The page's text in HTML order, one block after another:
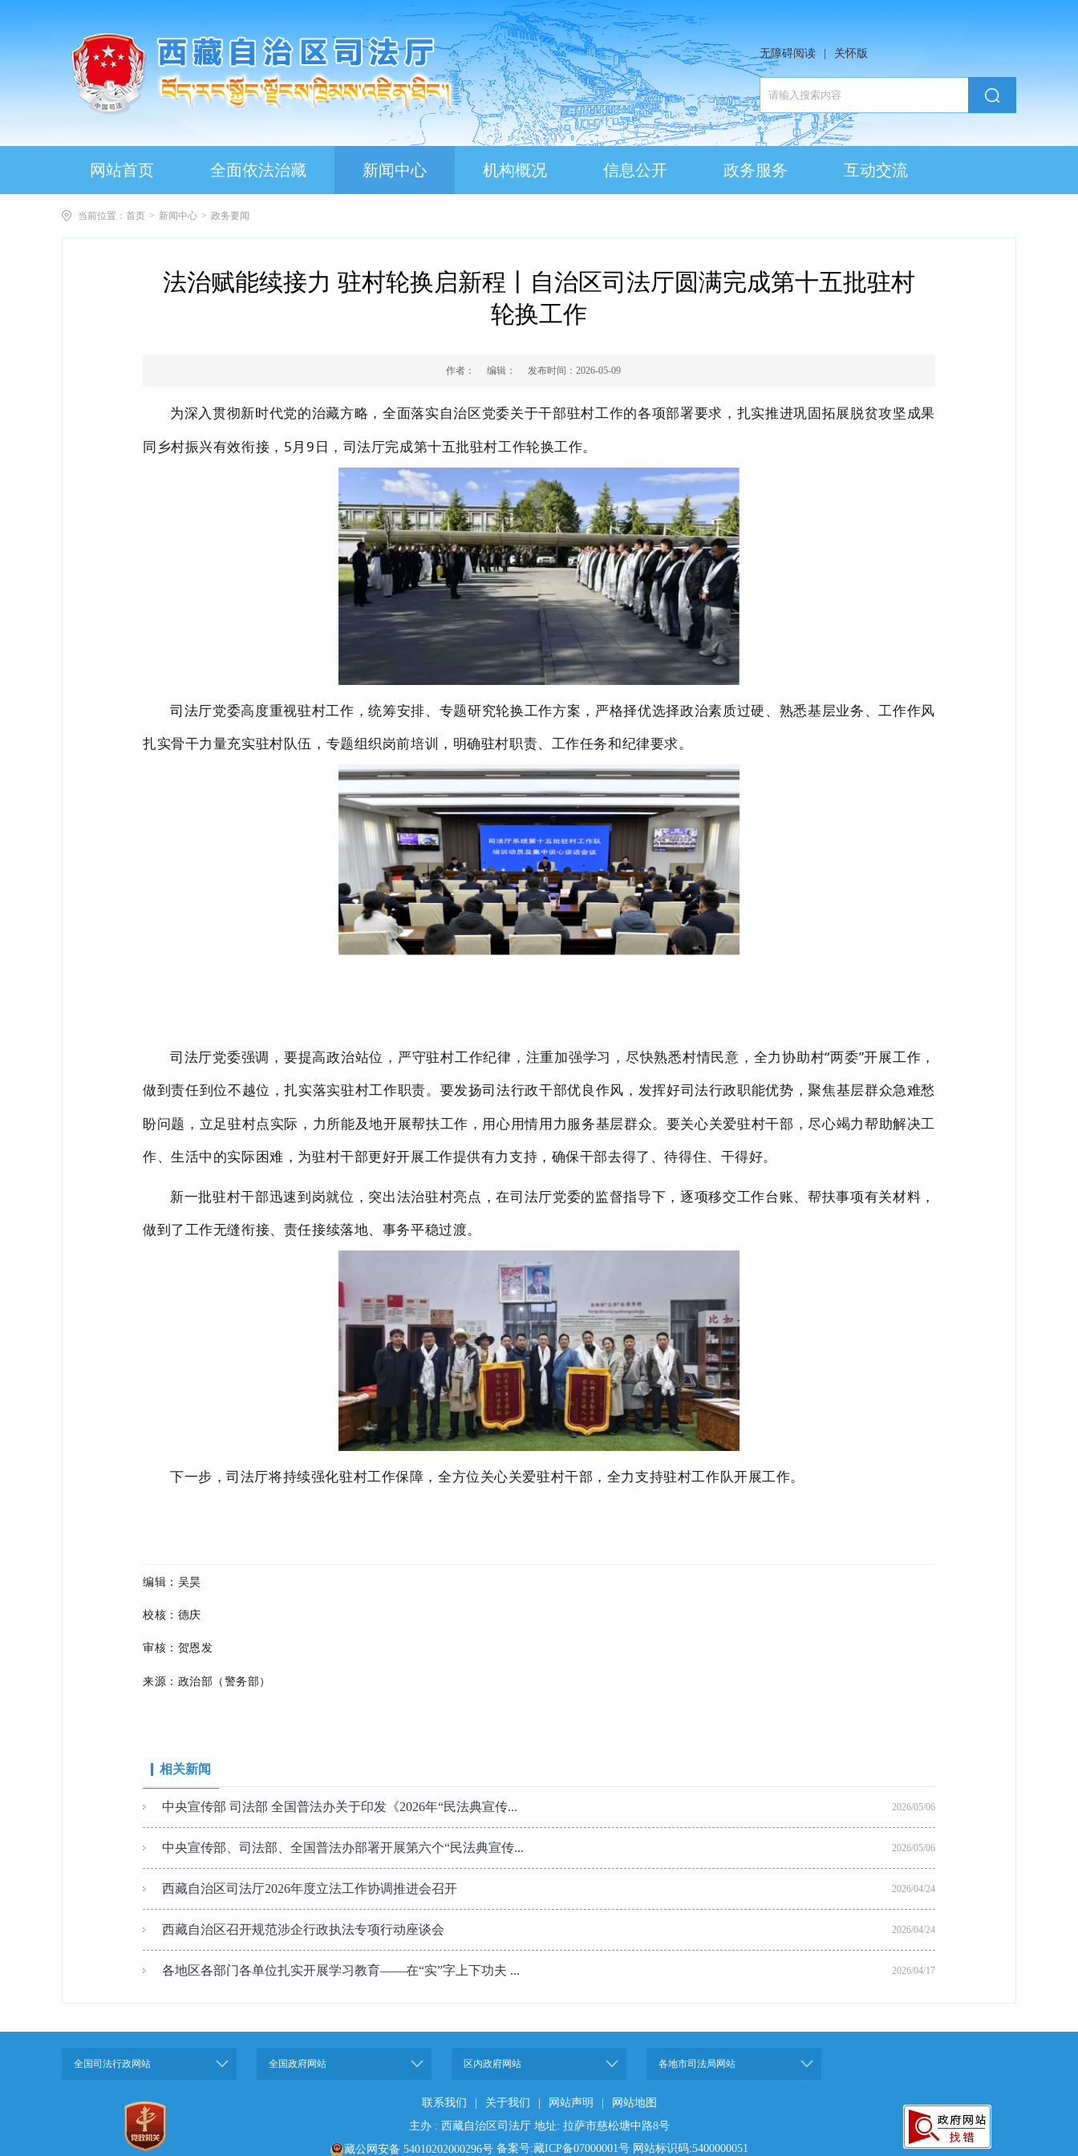
无障碍阅读 关怀版
网站首页 全面依法治藏 新闻中心 机构概况 信息公开 政务服务 互动交流
当前位置： 首页 > 新闻中心 > 政务要闻
法治赋能续接力 驻村轮换启新程丨自治区司法厅圆满完成第十五批驻村
轮换工作
作者： 编辑： 发布时间： 2026-05-09
为深入贯彻新时代党的治藏方略，全面落实自治区党委关于干部驻村工作的各项部署要求， 扎实推进巩固拓展脱贫攻坚成果
同乡村振兴有效衔接， 5月9日， 司法厅完成第十五批驻村工作轮换工作。
司法厅党委高度重视驻村工作，统筹安排、专题研究轮换工作方案，严格择优选择政治素质过硬、熟悉基层业务、工作作风
扎实骨干力量充实驻村队伍，专题组织岗前培训，明确驻村职责、工作任务和纪律要求。
司法厅党委强调， 要提高政治站位，严守驻村工作纪律 ，注重加强学习，尽快熟悉村情民意 ， 全力协助村“两委”开展工作，
做到责任到位不越位，扎实落实驻村工作职责。要发扬司法行政干部优良作风， 发挥好司法行政职能优势，聚焦基层群众急难愁
盼问题， 立足驻村点实际， 力所能及地开展帮扶工作， 用心用情用力服务基层群众。要关心关爱驻村干部，尽心竭力帮助解决工
作、生活中的实际困难，为驻村干部更好开展工作提供有力支持，确保干部去得了、待得住、干得好。
新一批驻村干部迅速到岗就位，突出法治驻村亮点，在司法厅党委的监督指导下，逐项移交工作台账、帮扶事项有关材料，
做到了工作无缝衔接、责任接续落地、事务平稳过渡。
下一步，司法厅将持续强化驻村工作保障，全方位关心关爱驻村干部，全力支持驻村工作队开展工作。
编辑：吴昊
校核：德庆
审核：贺恩发
来源：政治部（警务部）
相关新闻
中央宣传部 司法部 全国普法办关于印发《2026年“民法典宣传... 2026/05/06
中央宣传部、司法部、全国普法办部署开展第六个“民法典宣传... 2026/05/06
西藏自治区司法厅2026年度立法工作协调推进会召开 2026/04/24
西藏自治区召开规范涉企行政执法专项行动座谈会 2026/04/24
各地区各部门各单位扎实开展学习教育——在“实”字上下功夫 ... 2026/04/17
全国司法行政网站 全国政府网站 区内政府网站 各地市司法局网站
联系我们 关于我们 网站声明
网站地图
主办 : 西藏自治区司法厅 地址: 拉萨市慈松塘中路8号
藏公网安备 54010202000296号 备案号:藏ICP备07000001号 网站标识码:5400000051